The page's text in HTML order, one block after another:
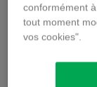
54,95
conformément
tout moment
vos cookies".